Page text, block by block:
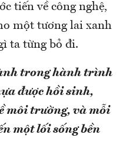
tiến về công nghệ,
một tương lai xanh
ta từng bỏ đi.
trong hành trình
được hồi sinh,
môi trường, và mỗi
một lối sống bền